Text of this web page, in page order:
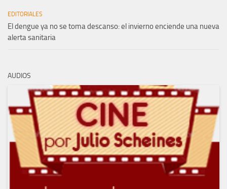
EDITORIALES
El dengue ya no se toma descanso: el invierno enciende una nueva
alerta sanitaria
AUDIOS